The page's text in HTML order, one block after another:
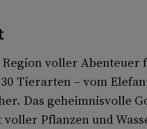
voller Abenteuer
Tierarten – vom
Das geheimnisvolle
Pflanzen und